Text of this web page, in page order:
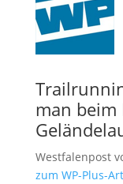
man beim
Westfalenpost
zum WP-Plus-